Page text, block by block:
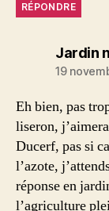
RÉPONDRE
Jardin
19
Eh bien, pas
liseron,
Ducerf, pas si
l’azote,
réponse en
l’agriculture